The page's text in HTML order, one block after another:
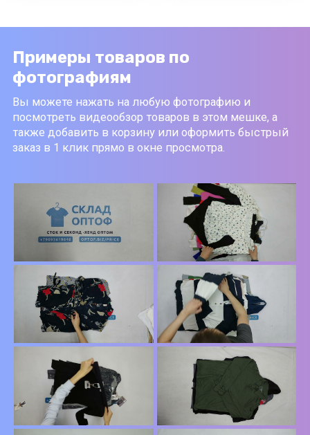
Примеры товаров по
фотографиям
Вы можете нажать на любую фотографию и
посмотреть видеообзор товаров в этом мешке, а
также добавить в корзину или оформить быстрый
заказ в 1 клик прямо в окне просмотра.